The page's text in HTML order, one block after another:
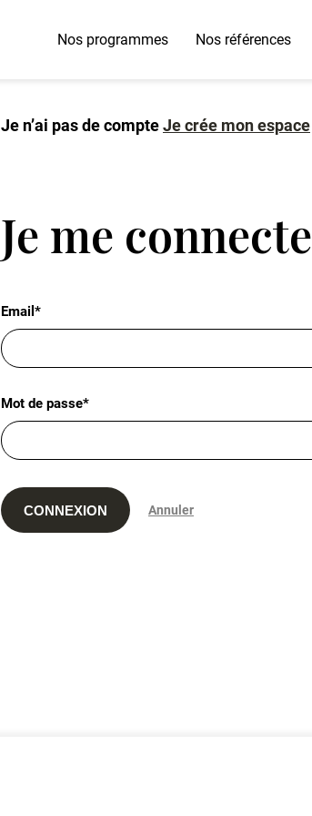
Nos programmes Nos références
Notre équipe
Je n’ai pas de compteJe crée mon espace
Je me connecte
Email*
Mot de passe*
CONNEXION Annuler